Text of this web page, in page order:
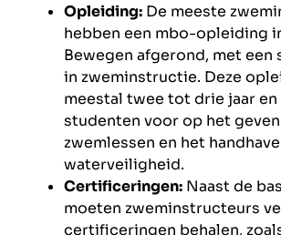
Opleiding: De meeste
hebben een mbo-opleiding
Bewegen afgerond, met een
in zweminstructie. Deze
meestal twee tot drie jaar
studenten voor op het geven
zwemlessen en het
waterveiligheid.
Certificeringen: Naast de
moeten zweminstructeurs
certificeringen behalen,